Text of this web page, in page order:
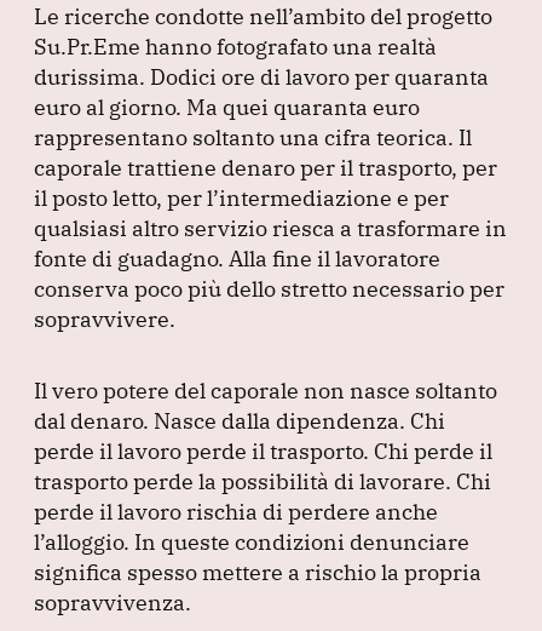
Le ricerche condotte nell’ambito del progetto
Su.Pr.Eme hanno fotografato una realtà
durissima. Dodici ore di lavoro per quaranta
euro al giorno. Ma quei quaranta euro
rappresentano soltanto una cifra teorica. Il
caporale trattiene denaro per il trasporto, per
il posto letto, per l’intermediazione e per
qualsiasi altro servizio riesca a trasformare in
fonte di guadagno. Alla fine il lavoratore
conserva poco più dello stretto necessario per
sopravvivere.
Il vero potere del caporale non nasce soltanto
dal denaro. Nasce dalla dipendenza. Chi
perde il lavoro perde il trasporto. Chi perde il
trasporto perde la possibilità di lavorare. Chi
perde il lavoro rischia di perdere anche
l’alloggio. In queste condizioni denunciare
significa spesso mettere a rischio la propria
sopravvivenza.